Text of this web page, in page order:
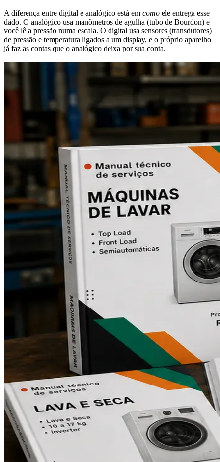
A diferença entre digital e analógico está em como ele entrega esse
dado. O analógico usa manômetros de agulha (tubo de Bourdon) e
você lê a pressão numa escala. O digital usa sensores (transdutores)
de pressão e temperatura ligados a um display, e o próprio aparelho
já faz as contas que o analógico deixa por sua conta.